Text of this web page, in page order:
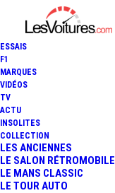
ESSAIS
F1
MARQUES
VIDÉOS
TV
ACTU
INSOLITES
COLLECTION
LES ANCIENNES
LE SALON RÉTROMOBILE
LE MANS CLASSIC
LE TOUR AUTO